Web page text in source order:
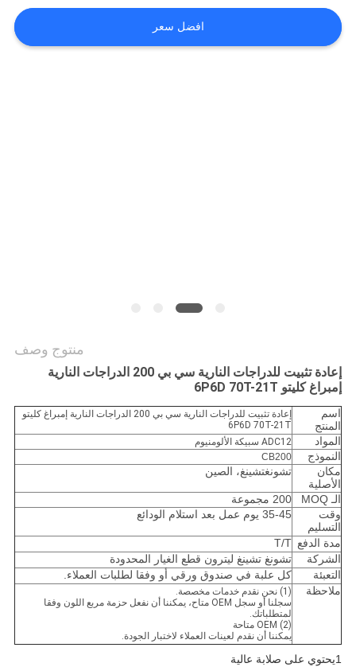
سياسة
افضل سعر
منتوج وصف
إعادة تثبيت للدراجات النارية سي بي 200 الدراجات النارية
إمبراغ كليتو 6P6D 70T-21T
اسم
المنتج
إعادة تثبيت للدراجات النارية سي بي 200 الدراجات النارية إمبراغ كليتو
6P6D 70T-21T
المواد ADC12 سبيكة الألومنيوم
النموذج CB200
مكان
الأصلية
تشونغتشينغ، الصين
الـ MOQ
200 مجموعة
وقت
التسليم
35-45 يوم عمل بعد استلام الودائع
مدة الدفع T/T
الشركة
تشونغ تشينغ ليترون قطع الغيار المحدودة
التعبئة
كل علبة في صندوق ورقي أو وفقا لطلبات العملاء.
ملاحظة
(1) نحن نقدم خدمات مخصصة.
سجلنا أو سجل OEM متاح، يمكننا أن نفعل حزمة مربع اللون وفقا
لمتطلباتك.
(2) OEM متاحة
يمكننا أن نقدم لعينات العملاء لاختبار الجودة.
1يحتوي على صلابة عالية